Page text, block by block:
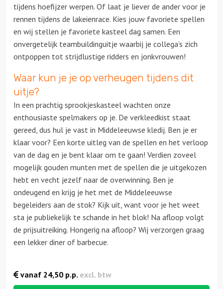
tijdens hoefijzer werpen. Of laat je liever de ander voor je
rennen tijdens de lakeienrace. Kies jouw favoriete spellen
en wij stellen je favoriete kasteel dag samen. Een
onvergetelijk teambuildinguitje waarbij je collega’s zich
ontpoppen tot strijdlustige ridders en jonkvrouwen!
Waar kun je je op verheugen tijdens dit
uitje?
In een prachtig sprookjeskasteel wachten onze
enthousiaste spelmakers op je. De verkleedkist staat
gereed, dus hul je vast in Middeleeuwse kledij. Ben je er
klaar voor? Een korte uitleg van de spellen en het verloop
van de dag en je bent klaar om te gaan! Verdien zoveel
mogelijk gouden munten met de spellen die je uitgekozen
hebt en vecht jezelf naar de overwinning. Ben je
ondeugend en krijg je het met de Middeleeuwse
begeleiders aan de stok? Kijk uit, want voor je het weet
sta je publiekelijk te schande in het blok! Na afloop volgt
de prijsuitreiking. Hongerig na afloop? Wij verzorgen graag
een lekker diner of barbecue.
vanaf 24,50 p.p. excl. btw